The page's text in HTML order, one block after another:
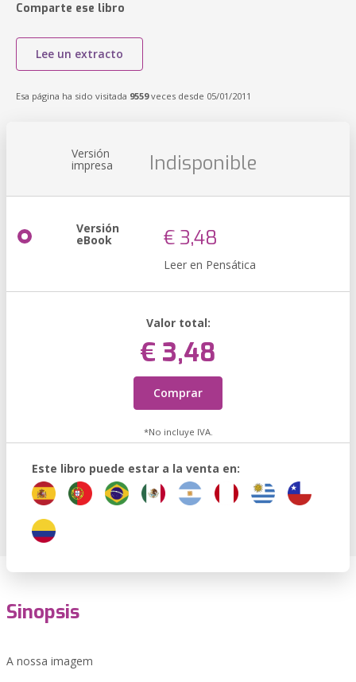
Comparte ese libro
Lee un extracto
Esa página ha sido visitada 9559veces desde 05/01/2011
Versión
impresa Indisponible
Versión
eBook € 3,48
Leer en Pensática
Valor total:
€ 3,48
Comprar
*No incluye IVA.
Este libro puede estar a la venta en:
Sinopsis
A nossa imagem